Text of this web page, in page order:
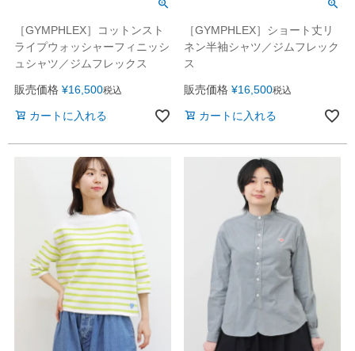
［GYMPHLEX］コットンスト
ライプウォッシャーフィニッシ
ュシャツ／ジムフレックス
販売価格 ¥16,500税込
カートに入れる
［GYMPHLEX］ショート丈リ
ネン半袖シャツ／ジムフレック
ス
販売価格 ¥16,500税込
カートに入れる